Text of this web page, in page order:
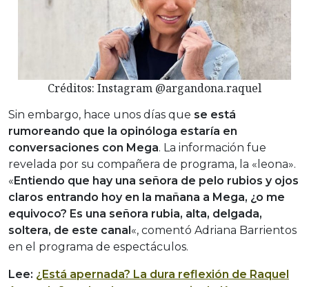
Créditos: Instagram @argandona.raquel
Sin embargo, hace unos días que se está
rumoreando que la opinóloga estaría en
conversaciones con Mega. La información fue
revelada por su compañera de programa, la «leona».
« Entiendo que hay una señora de pelo rubios y ojos
claros entrando hoy en la mañana a Mega, ¿o me
equivoco? Es una señora rubia, alta, delgada,
soltera, de este canal «, comentó Adriana Barrientos
en el programa de espectáculos.
Lee: ¿Está apernada? La dura reflexión de Raquel